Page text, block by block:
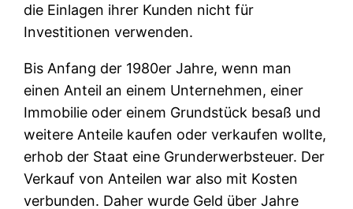
die Einlagen ihrer Kunden nicht für
Investitionen verwenden.
Bis Anfang der 1980er Jahre, wenn man
einen Anteil an einem Unternehmen, einer
Immobilie oder einem Grundstück besaß und
weitere Anteile kaufen oder verkaufen wollte,
erhob der Staat eine Grunderwerbsteuer. Der
Verkauf von Anteilen war also mit Kosten
verbunden. Daher wurde Geld über Jahre